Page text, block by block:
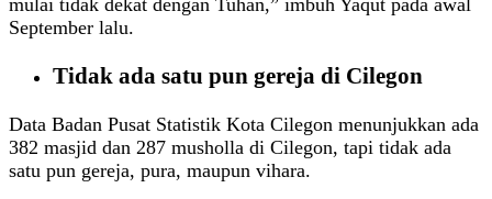
September lalu.
Tidak ada satu pun gereja di Cilegon
Data Badan Pusat Statistik Kota Cilegon menunjukkan ada
382 masjid dan 287 musholla di Cilegon, tapi tidak ada
satu pun gereja, pura, maupun vihara.